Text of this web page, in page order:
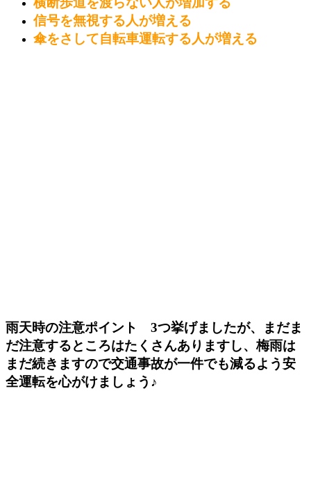
信号を無視する人が増える
傘をさして自転車運転する人が増える
雨天時の注意ポイント 3つ挙げましたが、まだま
だ注意するところはたくさんありますし、梅雨は
まだ続きますので交通事故が一件でも減るよう安
全運転を心がけましょう♪